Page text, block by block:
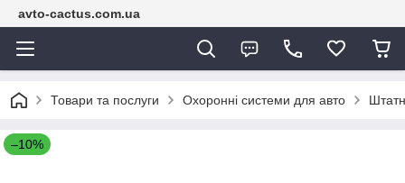
avto-cactus.com.ua
Товари та послуги Охоронні системи для авто
–10%